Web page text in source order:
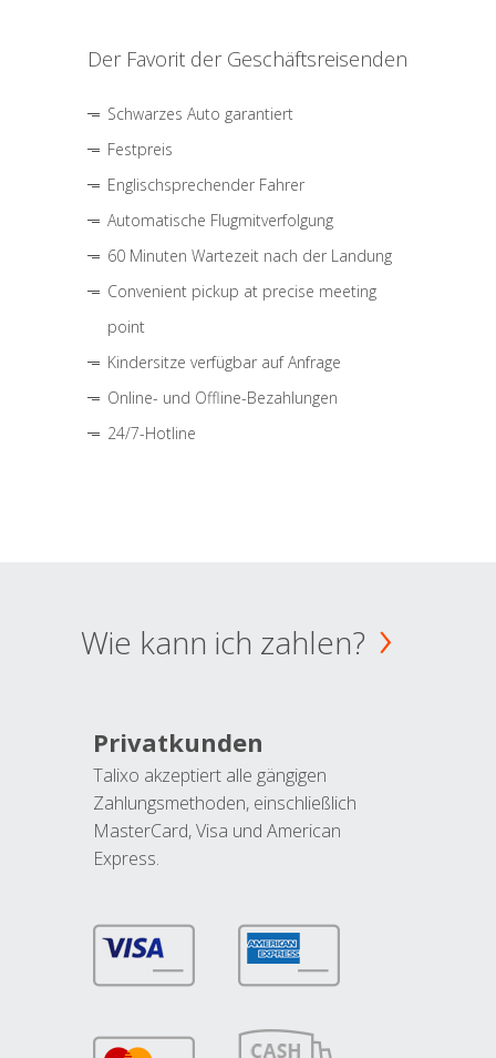
Der Favorit der Geschäftsreisenden
Schwarzes Auto garantiert
Festpreis
Englischsprechender Fahrer
Automatische Flugmitverfolgung
60 Minuten Wartezeit nach der Landung
Convenient pickup at precise meeting
point
Kindersitze verfügbar auf Anfrage
Online- und Offline-Bezahlungen
24/7-Hotline
Wie kann ich zahlen?
Privatkunden
Talixo akzeptiert alle gängigen
Zahlungsmethoden, einschließlich
MasterCard, Visa und American
Express.